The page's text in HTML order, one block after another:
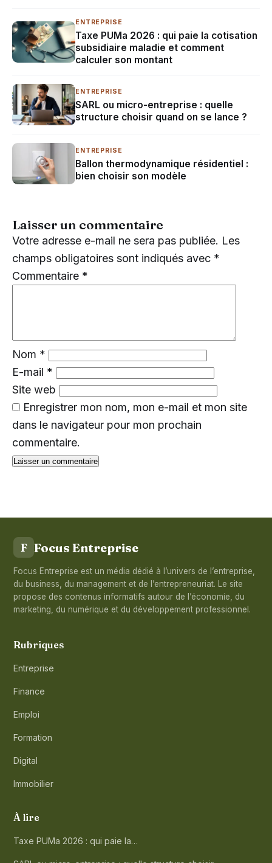
ENTREPRISE
Taxe PUMa 2026 : qui paie la cotisation
subsidiaire maladie et comment
calculer son montant
ENTREPRISE
SARL ou micro-entreprise : quelle
structure choisir quand on se lance ?
ENTREPRISE
Ballon thermodynamique résidentiel :
bien choisir son modèle
Laisser un commentaire
Votre adresse e-mail ne sera pas publiée. Les
champs obligatoires sont indiqués avec *
Commentaire *
Nom *
E-mail *
Site web
Enregistrer mon nom, mon e-mail et mon site
dans le navigateur pour mon prochain
commentaire.
F Focus Entreprise
Focus Entreprise est un média dédié à l’univers de l’entreprise,
du business, du management et de l’entrepreneuriat. Le site
propose des contenus informatifs autour de l’économie, du
marketing, du numérique et du développement professionnel.
Rubriques
Entreprise
Finance
Emploi
Formation
Digital
Immobilier
À lire
Taxe PUMa 2026 : qui paie la…